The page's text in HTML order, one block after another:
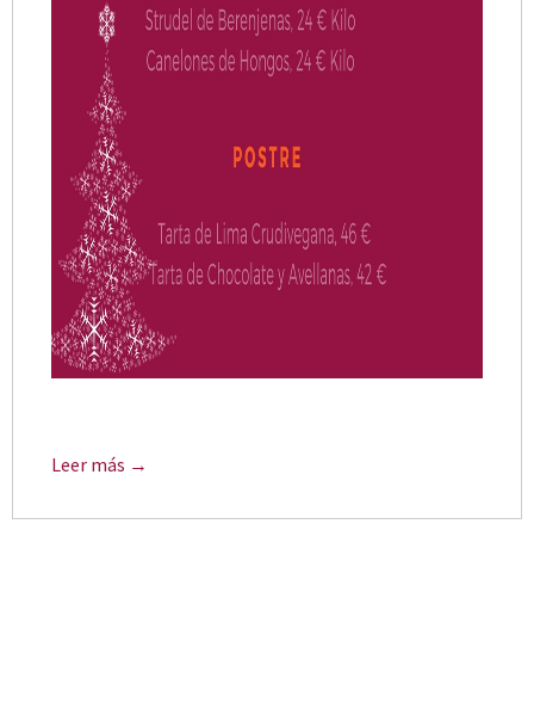
Leer más →